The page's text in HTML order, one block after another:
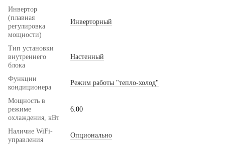
Инвертор
(плавная
регулировка
мощности)
Инверторный
Тип установки
внутреннего
блока
Настенный
Функции
кондиционера
Режим работы "тепло-холод"
Мощность в
режиме
охлаждения, кВт
6.00
Наличие WiFi-
управления
Опционально